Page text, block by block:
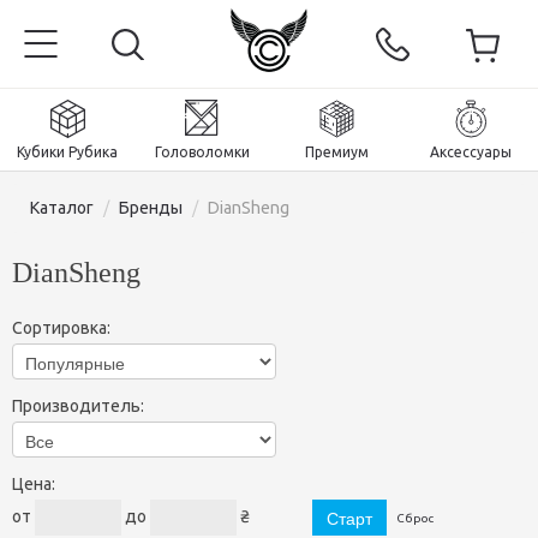
Кубики Рубика Головоломки Премиум Аксессуары
Каталог / Бренды / DianSheng
DianSheng
Сортировка:
Производитель:
Цена:
от
до ₴ Сброс
Главная
Магнитные и премиум
Кубики Рубика
Кубики Рубика 3х3х3
Пираминксы (тетраэдры)
Аксессуары